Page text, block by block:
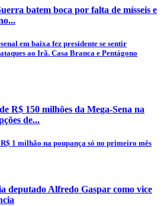
batem boca por falta de mísseis e
em baixa fez presidente se sentir
ao Irã. Casa Branca e Pentágono
R$ 150 milhões da Mega-Sena na
de...
1 milhão na poupança só no primeiro mês
deputado Alfredo Gaspar como vice